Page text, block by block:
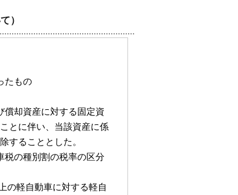
）
たもの
却資産に対する固定資
とに伴い、当該資産に係
することとした。
の種別割の税率の区分
の軽自動車に対する軽自